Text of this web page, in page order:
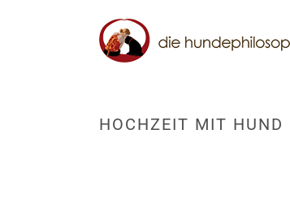
HOCHZEIT MIT HUND